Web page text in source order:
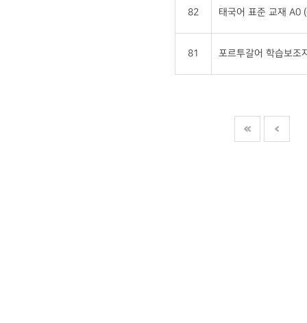
82 태국어 표준 교재 A0
81 포르투갈어 학습보조